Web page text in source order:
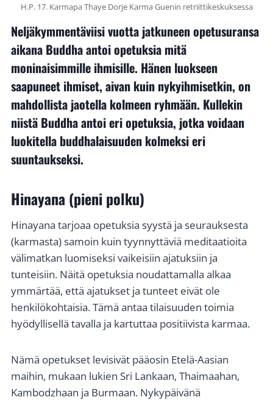
H.P. 17. Karmapa Thaye Dorje Karma Guenin retriittikeskuksessa
Neljäkymmentäviisi vuotta jatkuneen opetusuransa
aikana Buddhaantoi opetuksia mitä
moninaisimmille ihmisille. Hänen luokseen
saapuneet ihmiset, aivan kuin nykyihmisetkin, on
mahdollista jaotella kolmeen ryhmään. Kullekin
niistä Buddha antoi eri opetuksia, jotka voidaan
luokitella buddhalaisuuden kolmeksi eri
suuntaukseksi.
Hinayana (pieni polku)
Hinayana tarjoaa opetuksia syystä ja seurauksesta
(karmasta) samoin kuin tyynnyttäviä meditaatioita
välimatkan luomiseksi vaikeisiin ajatuksiin ja
tunteisiin. Näitä opetuksia noudattamalla alkaa
ymmärtää, että ajatukset ja tunteet eivät ole
henkilökohtaisia. Tämä antaa tilaisuuden toimia
hyödyllisellä tavalla ja kartuttaa positiivista karmaa.
Nämä opetukset levisivät pääosin Etelä-Aasian
maihin, mukaan lukien Sri Lankaan, Thaimaahan,
Kambodzhaan ja Burmaan. Nykypäivänä